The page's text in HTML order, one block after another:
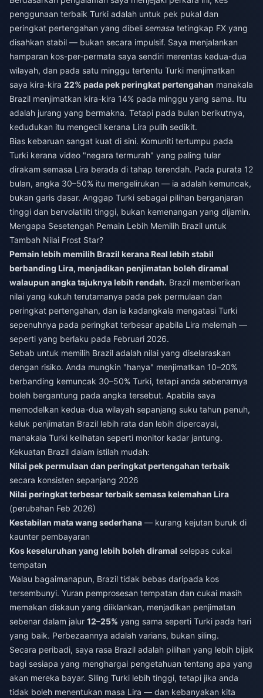
penggunaan terbaik Turki adalah untuk pek pukal dan
peringkat pertengahan yang dibeli semasa tetingkap FX yang
disahkan stabil — bukan secara impulsif. Saya menjalankan
hamparan kos-per-permata saya sendiri merentas kedua-dua
wilayah, dan pada satu minggu tertentu Turki menjimatkan
saya kira-kira 22% pada pek peringkat pertengahan manakala
Brazil menjimatkan kira-kira 14% pada minggu yang sama. Itu
adalah jurang yang bermakna. Tetapi pada bulan berikutnya,
kedudukan itu mengecil kerana Lira pulih sedikit.
Bias kebaruan sangat kuat di sini. Komuniti tertumpu pada
Turki kerana video "negara termurah" yang paling tular
dirakam semasa Lira berada di tahap terendah. Pada purata 12
bulan, angka 30–50% itu mengelirukan — ia adalah kemuncak,
bukan garis dasar. Anggap Turki sebagai pilihan berganjaran
tinggi dan bervolatiliti tinggi, bukan kemenangan yang dijamin.
Mengapa Sesetengah Pemain Lebih Memilih Brazil untuk
Tambah Nilai Frost Star?
Pemain lebih memilih Brazil kerana Real lebih stabil
berbanding Lira, menjadikan penjimatan boleh diramal
walaupun angka tajuknya lebih rendah. Brazil memberikan
nilai yang kukuh terutamanya pada pek permulaan dan
peringkat pertengahan, dan ia kadangkala mengatasi Turki
sepenuhnya pada peringkat terbesar apabila Lira melemah —
seperti yang berlaku pada Februari 2026.
Sebab untuk memilih Brazil adalah nilai yang diselaraskan
dengan risiko. Anda mungkin "hanya" menjimatkan 10–20%
berbanding kemuncak 30–50% Turki, tetapi anda sebenarnya
boleh bergantung pada angka tersebut. Apabila saya
memodelkan kedua-dua wilayah sepanjang suku tahun penuh,
keluk penjimatan Brazil lebih rata dan lebih dipercayai,
manakala Turki kelihatan seperti monitor kadar jantung.
Kekuatan Brazil dalam istilah mudah:
Nilai pek permulaan dan peringkat pertengahan terbaik
secara konsisten sepanjang 2026
Nilai peringkat terbesar terbaik semasa kelemahan Lira
(perubahan Feb 2026)
Kestabilan mata wang sederhana — kurang kejutan buruk di
kaunter pembayaran
Kos keseluruhan yang lebih boleh diramal selepas cukai
tempatan
Walau bagaimanapun, Brazil tidak bebas daripada kos
tersembunyi. Yuran pemprosesan tempatan dan cukai masih
memakan diskaun yang diiklankan, menjadikan penjimatan
sebenar dalam jalur 12–25% yang sama seperti Turki pada hari
yang baik. Perbezaannya adalah varians, bukan siling.
Secara peribadi, saya rasa Brazil adalah pilihan yang lebih bijak
bagi sesiapa yang menghargai pengetahuan tentang apa yang
akan mereka bayar. Siling Turki lebih tinggi, tetapi jika anda
tidak boleh menentukan masa Lira — dan kebanyakan kita